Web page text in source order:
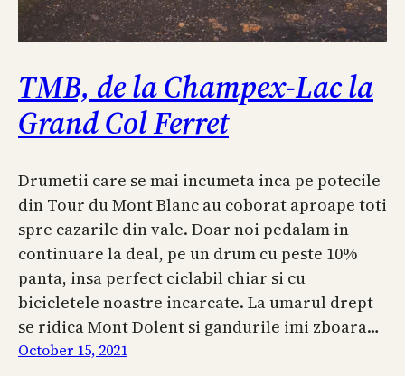
TMB, de la Champex-Lac la
Grand Col Ferret
Drumetii care se mai incumeta inca pe potecile
din Tour du Mont Blanc au coborat aproape toti
spre cazarile din vale. Doar noi pedalam in
continuare la deal, pe un drum cu peste 10%
panta, insa perfect ciclabil chiar si cu
bicicletele noastre incarcate. La umarul drept
se ridica Mont Dolent si gandurile imi zboara…
October 15, 2021